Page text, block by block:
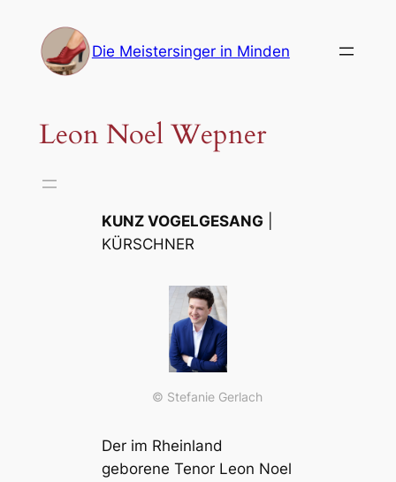
Inhalt
springen
Die Meistersinger in Minden
Leon Noel Wepner
KUNZ VOGELGESANG
KÜRSCHNER
© Stefanie Gerlach
Der im Rheinland
geborene Tenor Leon Noel